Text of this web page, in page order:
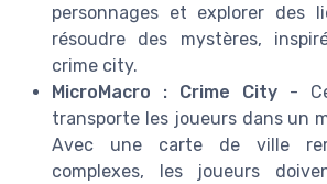
personnages et explorer des
résoudre des mystères,
crime city.
MicroMacro : Crime City -
transporte les joueurs dans un
Avec une carte de ville
complexes, les joueurs